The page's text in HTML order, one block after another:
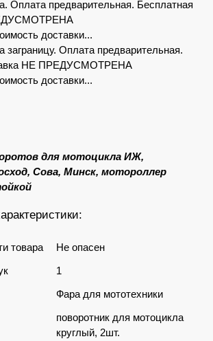
Оплата предварительная. Бесплатная
доставки...
заграницу. Оплата предварительная.
НЕ ПРЕДУСМОТРЕНА
доставки...
для мотоцикла ИЖ,
Сова, Минск, мотороллер
товара
Не опасен
1
Фара для мототехники
поворотник для мотоцикла
круглый, 2шт.